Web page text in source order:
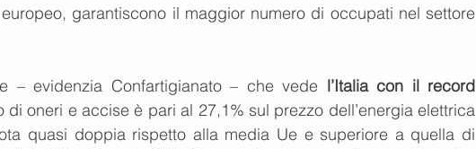
garantiscono il maggior numero di occupati nel settore
– evidenzia Confartigianato – che vede l’Italia con il record
di oneri e accise è pari al 27,1% sul prezzo dell’energia elettrica
quasi doppia rispetto alla media Ue e superiore a quella di